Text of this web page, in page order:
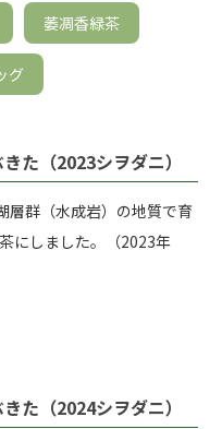
萎凋香緑茶
グ
た（2023シヲダニ）
層群（水成岩）の地質で育
にしました。（2023年
た（2024シヲダニ）